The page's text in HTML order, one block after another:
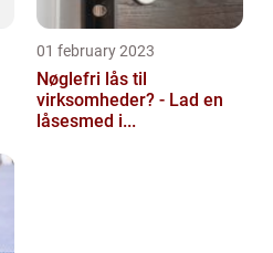
01 february 2023
Nøglefri lås til
virksomheder? - Lad en
låsesmed i...